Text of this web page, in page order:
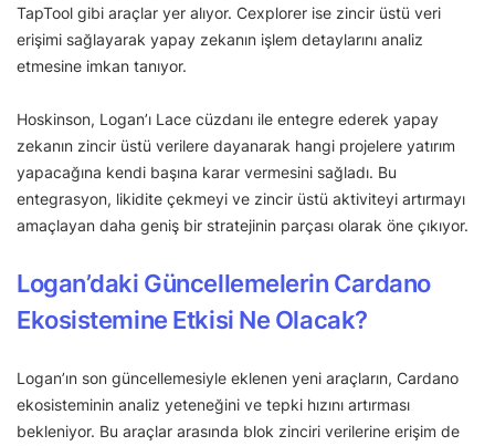
TapTool gibi araçlar yer alıyor. Cexplorer ise zincir üstü veri
erişimi sağlayarak yapay zekanın işlem detaylarını analiz
etmesine imkan tanıyor.
Hoskinson, Logan’ı Lace cüzdanı ile entegre ederek yapay
zekanın zincir üstü verilere dayanarak hangi projelere yatırım
yapacağına kendi başına karar vermesini sağladı. Bu
entegrasyon, likidite çekmeyi ve zincir üstü aktiviteyi artırmayı
amaçlayan daha geniş bir stratejinin parçası olarak öne çıkıyor.
Logan’daki Güncellemelerin Cardano
Ekosistemine Etkisi Ne Olacak?
Logan’ın son güncellemesiyle eklenen yeni araçların, Cardano
ekosisteminin analiz yeteneğini ve tepki hızını artırması
bekleniyor. Bu araçlar arasında blok zinciri verilerine erişim de